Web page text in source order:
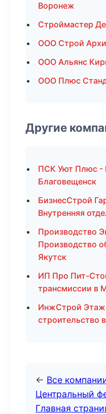
Воронеж
Строймастер
ООО Строй
ООО Альянс
ООО Плюс
Другие
ПСК Уют Плюс -
Благовещенск
БизнесСтрой
Внутренняя
Производство
Производство
Якутск
ИП Про Пит-
трансмиссии в
ИнжСтрой Этаж
строительство
← Все
Центральный
Главная